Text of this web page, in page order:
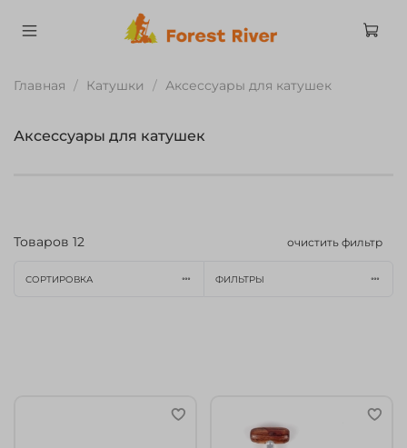
Главная Катушки Аксессуары для катушек
Аксессуары для катушек
Товаров 12 очистить фильтр
СОРТИРОВКА ФИЛЬТРЫ